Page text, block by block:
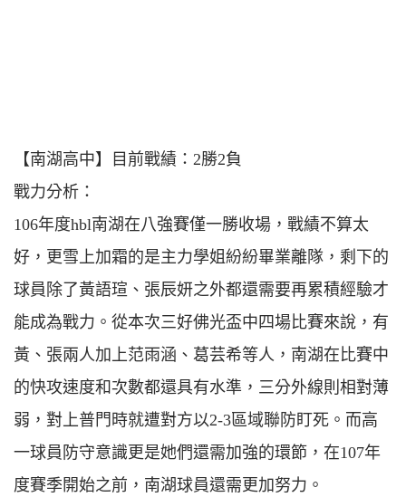
【南湖高中】目前戰績：2勝2負
戰力分析：
106年度hbl南湖在八強賽僅一勝收場，戰績不算太
好，更雪上加霜的是主力學姐紛紛畢業離隊，剩下的
球員除了黃語瑄、張辰妍之外都還需要再累積經驗才
能成為戰力。從本次三好佛光盃中四場比賽來說，有
黃、張兩人加上范雨涵、葛芸希等人，南湖在比賽中
的快攻速度和次數都還具有水準，三分外線則相對薄
弱，對上普門時就遭對方以2-3區域聯防盯死。而高
一球員防守意識更是她們還需加強的環節，在107年
度賽季開始之前，南湖球員還需更加努力。